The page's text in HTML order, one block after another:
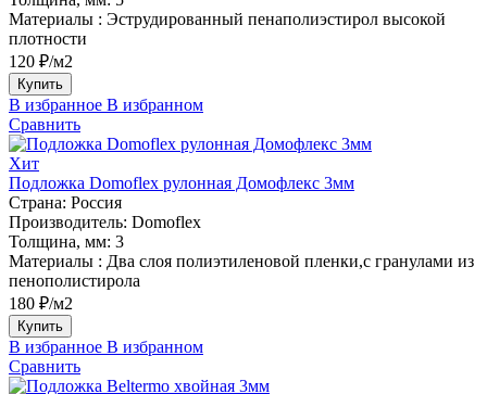
Материалы : Эструдированный пенаполиэстирол высокой
плотности
120 ₽/м2
Купить
В избранное В избранном
Сравнить
Хит
Подложка Domoflex рулонная Домофлекс 3мм
Страна: Россия
Производитель: Domoflex
Толщина, мм: 3
Материалы : Два слоя полиэтиленовой пленки,с гранулами из
пенополистирола
180 ₽/м2
Купить
В избранное В избранном
Сравнить